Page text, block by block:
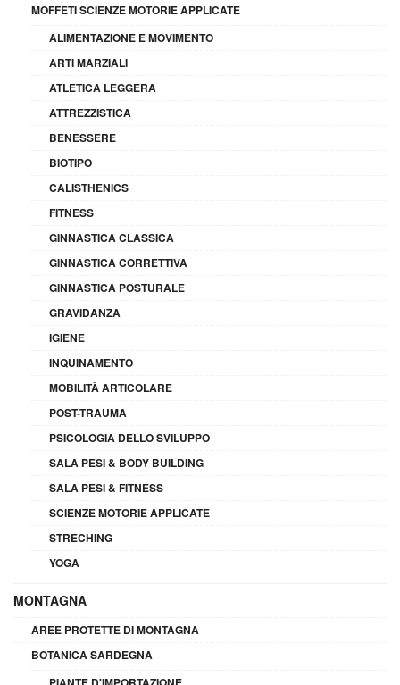
MOFFETI SCIENZE MOTORIE APPLICATE
ALIMENTAZIONE E MOVIMENTO
ARTI MARZIALI
ATLETICA LEGGERA
ATTREZZISTICA
BENESSERE
BIOTIPO
CALISTHENICS
FITNESS
GINNASTICA CLASSICA
GINNASTICA CORRETTIVA
GINNASTICA POSTURALE
GRAVIDANZA
IGIENE
INQUINAMENTO
MOBILITÀ ARTICOLARE
POST-TRAUMA
PSICOLOGIA DELLO SVILUPPO
SALA PESI & BODY BUILDING
SALA PESI & FITNESS
SCIENZE MOTORIE APPLICATE
STRECHING
YOGA
MONTAGNA
AREE PROTETTE DI MONTAGNA
BOTANICA SARDEGNA